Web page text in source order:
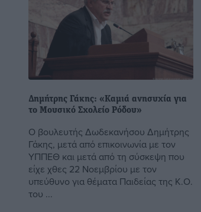
Δημήτρης Γάκης: «Καμιά ανησυχία για
το Μουσικό Σχολείο Ρόδου»
Ο βουλευτής Δωδεκανήσου Δημήτρης
Γάκης, μετά από επικοινωνία με τον
ΥΠΠΕΘ και μετά από τη σύσκεψη που
είχε χθες 22 Νοεμβρίου με τον
υπεύθυνο για θέματα Παιδείας της Κ.Ο.
του ...